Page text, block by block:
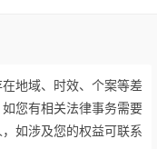
地域、时效、个案等差
您有相关法律事务需要
如涉及您的权益可联系